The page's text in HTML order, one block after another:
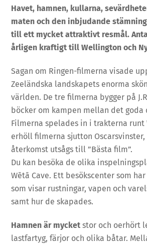
Havet, hamnen, kullarna,
maten och den inbjudande
till ett mycket attraktivt resmål.
årligen kraftigt till Wellington och
Sagan om Ringen-filmerna visade
Zeeländska landskapets enorma
världen. De tre filmerna bygger på
böcker om kampen mellan det goda
Filmerna spelades in i trakterna
erhöll filmerna sjutton Oscarsvinster,
återkomst utsågs till ”Bästa film”.
Du kan besöka de olika
Wētā Cave. Ett besökscenter som
som visar rustningar, vapen och
samt hur de skapades.
Hamnen är mycket stor och oerhört
lastfartyg, färjor och olika båtar.